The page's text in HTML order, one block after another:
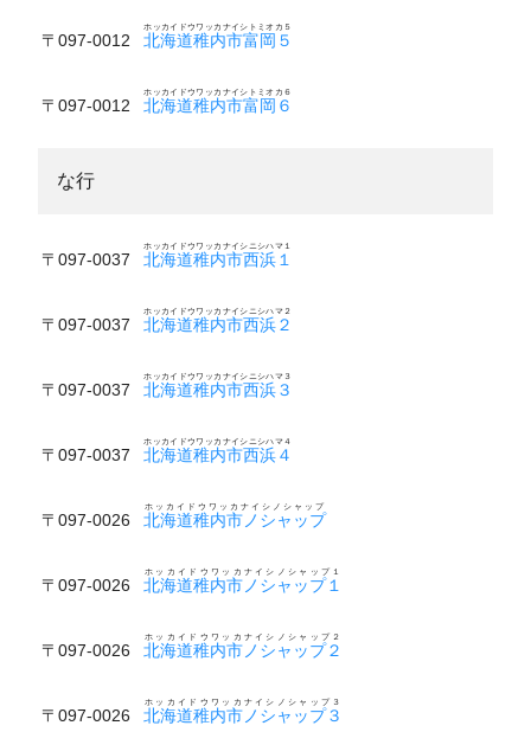
〒097-0012 北海道稚内市富岡５
ホッカイドウワッカナイシトミオカ５
〒097-0012 北海道稚内市富岡６
ホッカイドウワッカナイシトミオカ６
な行
〒097-0037 北海道稚内市西浜１
ホッカイドウワッカナイシニシハマ１
〒097-0037 北海道稚内市西浜２
ホッカイドウワッカナイシニシハマ２
〒097-0037 北海道稚内市西浜３
ホッカイドウワッカナイシニシハマ３
〒097-0037 北海道稚内市西浜４
ホッカイドウワッカナイシニシハマ４
〒097-0026 北海道稚内市ノシャップ
ホッカイドウワッカナイシノシャップ
〒097-0026 北海道稚内市ノシャップ１
ホッカイドウワッカナイシノシャップ１
〒097-0026 北海道稚内市ノシャップ２
ホッカイドウワッカナイシノシャップ２
〒097-0026 北海道稚内市ノシャップ３
ホッカイドウワッカナイシノシャップ３